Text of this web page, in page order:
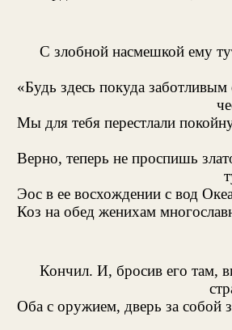
С злобной насмешкой ему
«Будь здесь покуда
Мы для тебя перестлали
Верно, теперь не проспишь
Эос в ее восхождении с вод
Коз на обед женихам
Кончил. И, бросив его там,
Оба с оружием, дверь за собой